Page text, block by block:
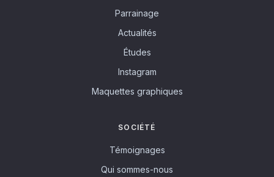
Parrainage
Actualités
Études
Instagram
Maquettes graphiques
SOCIÉTÉ
Témoignages
Qui sommes-nous